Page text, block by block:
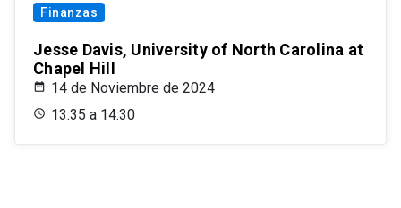
Finanzas
Jesse Davis, University of North Carolina at
Chapel Hill
14 de Noviembre de 2024
13:35 a 14:30